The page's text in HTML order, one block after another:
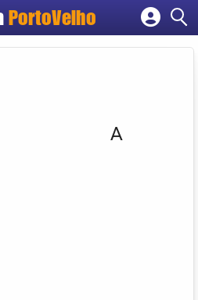
PortoVelho
Cadastrar empresa
A